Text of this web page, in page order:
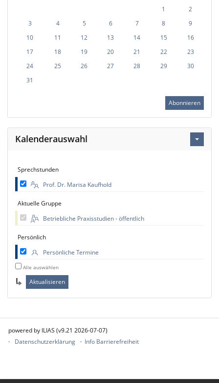
1
2
3
4 5 6 7 8
9
10
11 12 13 14 15
16
17
18 19 20 21 22
23
24
25 26 27 28 29
30
31
Abonnieren
Kalenderauswahl
Sprechstunden
Prof. Dr. Marisa Kaufhold
Aktuelle Gruppe
Betriebliche Praxisstudien - öffentlich
Persönlich
Persönliche Termine
Alle auswählen
powered by ILIAS (v9.21 2026-07-07)
Datenschutzerklärung
Info Barrierefreiheit